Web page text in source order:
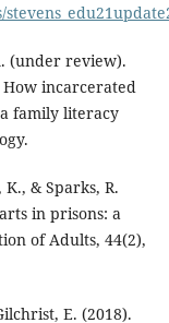
(under review).
How incarcerated
family literacy
& Sparks, R.
in prisons: a
of Adults, 44(2),
E. (2018).